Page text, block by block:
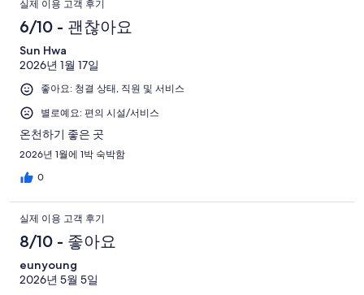
실제 이용 고객 후기
6/10 - 괜찮아요
Sun Hwa
2026년 1월 17일
좋아요: 청결 상태, 직원 및 서비스
별로예요: 편의 시설/서비스
온천하기 좋은 곳
2026년 1월에 1박 숙박함
0
실제 이용 고객 후기
8/10 - 좋아요
eunyoung
2026년 5월 5일